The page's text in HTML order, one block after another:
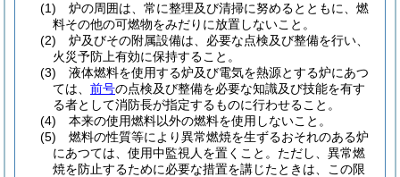
(1)
炉の周囲は、常に整理及び清掃に努めるとともに、燃
料その他の可燃物をみだりに放置しないこと。
(2)
炉及びその附属設備は、必要な点検及び整備を行い、
火災予防上有効に保持すること。
(3)
液体燃料を使用する炉及び電気を熱源とする炉にあつ
ては、 前号の点検及び整備を必要な知識及び技能を有す
る者として消防長が指定するものに行わせること。
(4)
本来の使用燃料以外の燃料を使用しないこと。
(5)
燃料の性質等により異常燃焼を生ずるおそれのある炉
にあつては、使用中監視人を置くこと。 ただし、異常燃
焼を防止するために必要な措置を講じたときは、この限